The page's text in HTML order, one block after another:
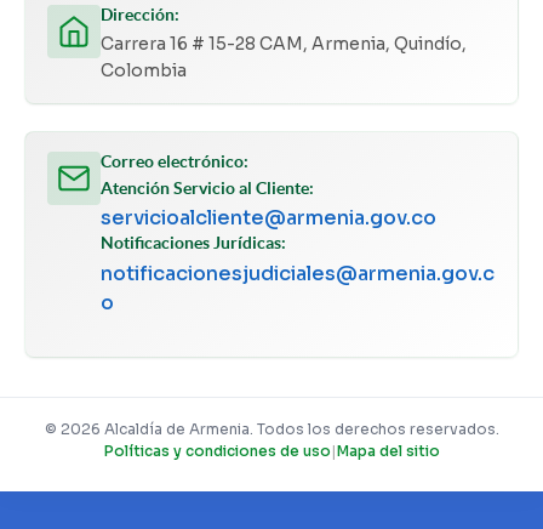
Dirección:
Carrera 16 # 15-28 CAM, Armenia, Quindío,
Colombia
Correo electrónico:
Atención Servicio al Cliente:
servicioalcliente@armenia.gov.co
Notificaciones Jurídicas:
notificacionesjudiciales@armenia.gov.c
o
© 2026 Alcaldía de Armenia. Todos los derechos reservados.
Políticas y condiciones de uso |Mapa del sitio